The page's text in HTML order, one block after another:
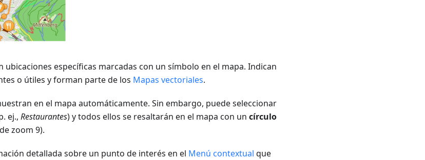
ubicaciones específicas marcadas con un símbolo en el mapa. Indican
o útiles y forman parte de los Mapas vectoriales.
en el mapa automáticamente. Sin embargo, puede seleccionar
ej., Restaurantes) y todos ellos se resaltarán en el mapa con un círculo
zoom 9).
detallada sobre un punto de interés en el Menú contextual que